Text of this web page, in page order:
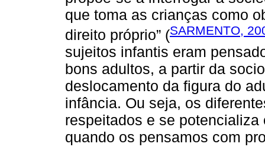
que toma as crianças como
direito próprio” (SARMENTO,
sujeitos infantis eram
bons adultos, a partir da
deslocamento da figura do
infância. Ou seja, os
respeitados e se
quando os pensamos com